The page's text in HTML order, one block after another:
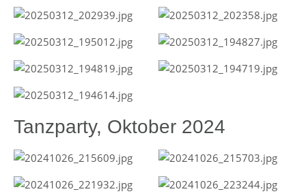
Tanzparty, Oktober 2024